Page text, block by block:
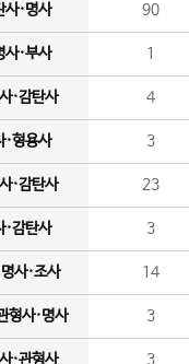
사·명사 90
사·부사 1
·감탄사 4
·형용사 3
·감탄사 23
·감탄사 3
사·조사 14
형사·명사 3
·관형사 3